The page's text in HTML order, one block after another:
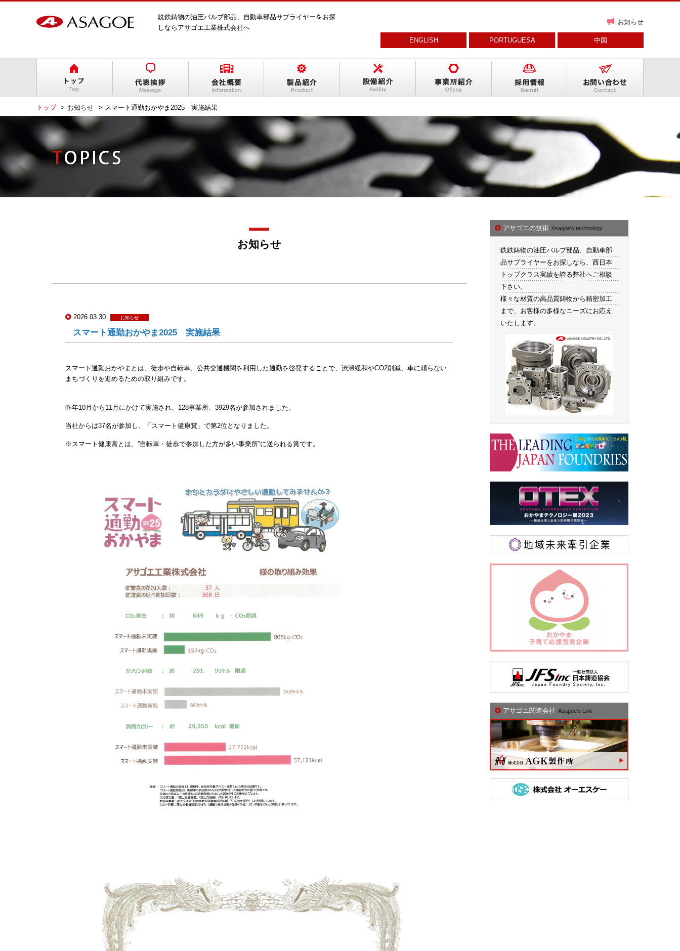
銑鉄鋳物の油圧バルブ部品、自動車部品サプライヤーをお探
しならアサゴエ工業株式会社へ
お知らせ
中国
PORTUGUESA
ENGLISH
トップ お知らせ スマート通勤おかやま2025 実施結果
お知らせ
2026.03.30 お知らせ
スマート通勤おかやま2025 実施結果
スマート通勤おかやまとは、徒歩や自転車、公共交通機関を利用した通勤を啓発することで、渋滞緩和やCO2削減、車に頼らない
まちづくりを進めるための取り組みです。
昨年10月から11月にかけて実施され、128事業所、3929名が参加されました。
当社からは37名が参加し、 「スマート健康賞」で第2位 となりました。
※スマート健康賞とは、”自転車・徒歩で参加した方が多い事業所”に送られる賞です。
アサゴエの技術 Asagoe's technology
銑鉄鋳物の油圧バルブ部品、自動車部
品サプライヤーをお探しなら、西日本
トップクラス実績を誇る弊社へご相談
下さい。
様々な材質の高品質鋳物から精密加工
まで、お客様の多様なニーズにお応え
いたします。
アサゴエ関連会社 Asagoe's Link